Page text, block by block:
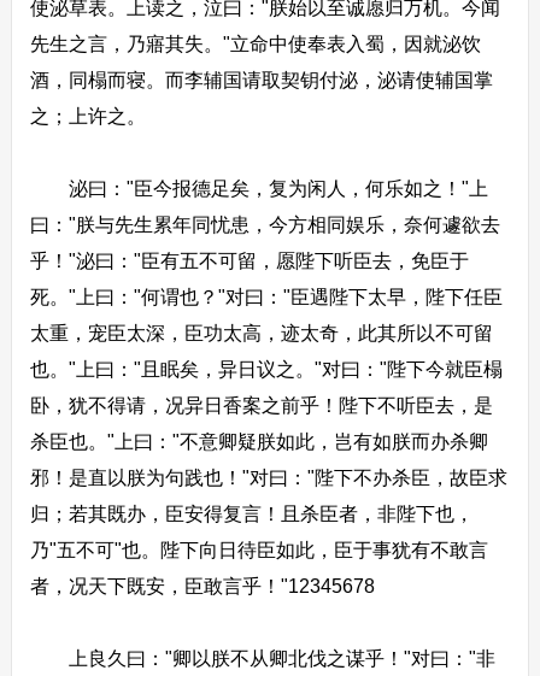
使泌草表。上读之，泣曰："朕始以至诚愿归万机。今闻
先生之言，乃寤其失。"立命中使奉表入蜀，因就泌饮
酒，同榻而寝。而李辅国请取契钥付泌，泌请使辅国掌
之；上许之。
泌曰："臣今报德足矣，复为闲人，何乐如之！"上
曰："朕与先生累年同忧患，今方相同娱乐，奈何遽欲去
乎！"泌曰："臣有五不可留，愿陛下听臣去，免臣于
死。"上曰："何谓也？"对曰："臣遇陛下太早，陛下任臣
太重，宠臣太深，臣功太高，迹太奇，此其所以不可留
也。"上曰："且眠矣，异日议之。"对曰："陛下今就臣榻
卧，犹不得请，况异日香案之前乎！陛下不听臣去，是
杀臣也。"上曰："不意卿疑朕如此，岂有如朕而办杀卿
邪！是直以朕为句践也！"对曰："陛下不办杀臣，故臣求
归；若其既办，臣安得复言！且杀臣者，非陛下也，
乃"五不可"也。陛下向日待臣如此，臣于事犹有不敢言
者，况天下既安，臣敢言乎！"12345678
上良久曰："卿以朕不从卿北伐之谋乎！"对曰："非